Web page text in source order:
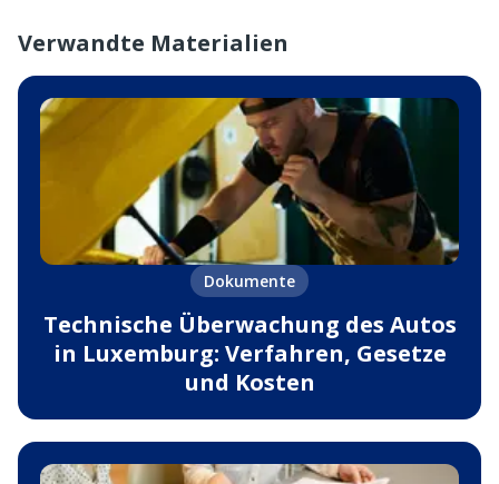
Verwandte Materialien
Dokumente
Technische Überwachung des Autos
in Luxemburg: Verfahren, Gesetze
und Kosten